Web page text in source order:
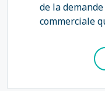
de la
commerciale